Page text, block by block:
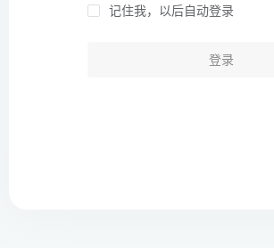
记住我，以后自动登录
登录